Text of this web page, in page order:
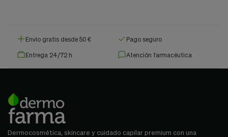
Envío gratis desde 50 € Pago seguro
Entrega 24/72 h Atención farmacéutica
Dermocosmética, skincare y cuidado capilar premium con una